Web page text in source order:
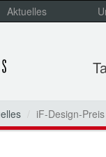
Aktuelles
iF-Design-